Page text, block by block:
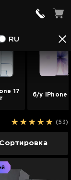
RU
17
б/у iPhone
(53)
Сортировка